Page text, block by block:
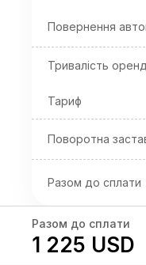
Повернення
Тривалість
Тариф
Поворотна
Разом до сплати
Разом до сплати
1 225 USD